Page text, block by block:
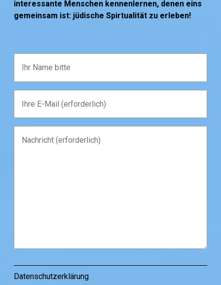
interessante Menschen kennenlernen, denen eins
gemeinsam ist: jüdische Spirtualität zu erleben!
Datenschutzerklärung